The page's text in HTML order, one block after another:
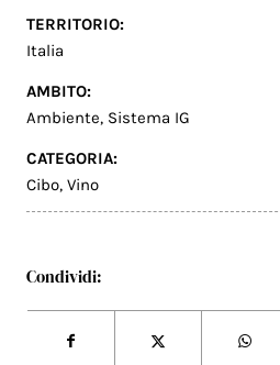
TERRITORIO:
Italia
AMBITO:
Ambiente, Sistema IG
CATEGORIA:
Cibo,Vino
Condividi: